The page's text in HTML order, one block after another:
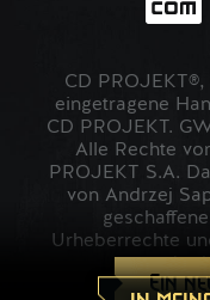
Ein
CD
eingetragene
CD PROJEKT.
Alle Rechte
PROJEKT S.A.
von Andrzej
Urheberrechte
der